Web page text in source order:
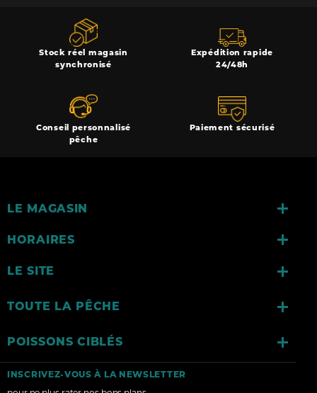
Stock réel magasin
synchronisé
Expédition rapide
24/48h
Conseil personnalisé
pêche
Paiement sécurisé
LE MAGASIN 
HORAIRES 
LE SITE 
TOUTE LA PÊCHE 
POISSONS CIBLÉS 
INSCRIVEZ-VOUS À LA NEWSLETTER